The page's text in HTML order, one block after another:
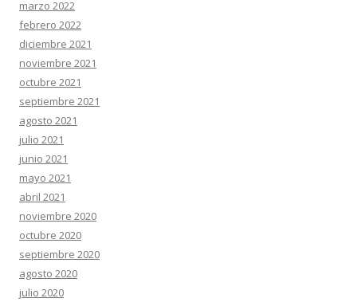
marzo 2022
febrero 2022
diciembre 2021
noviembre 2021
octubre 2021
septiembre 2021
agosto 2021
julio 2021
junio 2021
mayo 2021
abril 2021
noviembre 2020
octubre 2020
septiembre 2020
agosto 2020
julio 2020